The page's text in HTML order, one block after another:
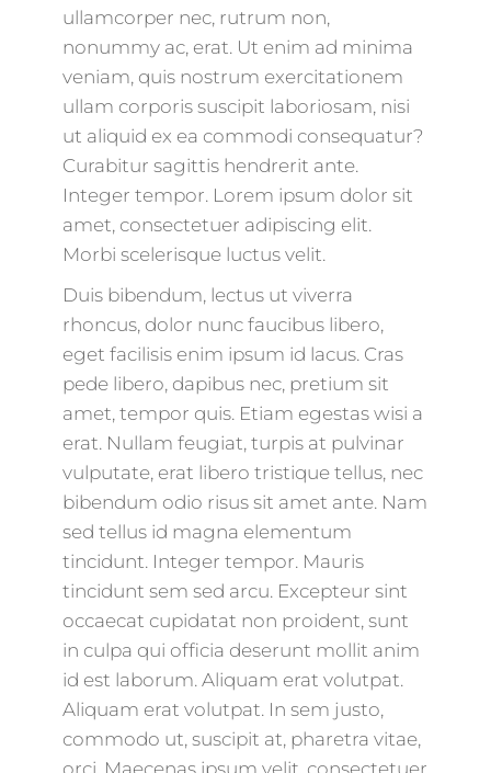
ullamcorper nec, rutrum non,
nonummy ac, erat. Ut enim ad minima
veniam, quis nostrum exercitationem
ullam corporis suscipit laboriosam, nisi
ut aliquid ex ea commodi consequatur?
Curabitur sagittis hendrerit ante.
Integer tempor. Lorem ipsum dolor sit
amet, consectetuer adipiscing elit.
Morbi scelerisque luctus velit.
Duis bibendum, lectus ut viverra
rhoncus, dolor nunc faucibus libero,
eget facilisis enim ipsum id lacus. Cras
pede libero, dapibus nec, pretium sit
amet, tempor quis. Etiam egestas wisi a
erat. Nullam feugiat, turpis at pulvinar
vulputate, erat libero tristique tellus, nec
bibendum odio risus sit amet ante. Nam
sed tellus id magna elementum
tincidunt. Integer tempor. Mauris
tincidunt sem sed arcu. Excepteur sint
occaecat cupidatat non proident, sunt
in culpa qui officia deserunt mollit anim
id est laborum. Aliquam erat volutpat.
Aliquam erat volutpat. In sem justo,
commodo ut, suscipit at, pharetra vitae,
orci. Maecenas ipsum velit, consectetuer